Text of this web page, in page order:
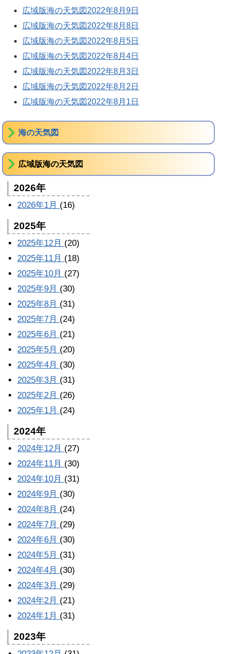
広域版海の天気図2022年8月9日
広域版海の天気図2022年8月8日
広域版海の天気図2022年8月5日
広域版海の天気図2022年8月4日
広域版海の天気図2022年8月3日
広域版海の天気図2022年8月2日
広域版海の天気図2022年8月1日
海の天気図
広域版海の天気図
2026年
2026年1月 (16)
2025年
2025年12月 (20)
2025年11月 (18)
2025年10月 (27)
2025年9月 (30)
2025年8月 (31)
2025年7月 (24)
2025年6月 (21)
2025年5月 (20)
2025年4月 (30)
2025年3月 (31)
2025年2月 (26)
2025年1月 (24)
2024年
2024年12月 (27)
2024年11月 (30)
2024年10月 (31)
2024年9月 (30)
2024年8月 (24)
2024年7月 (29)
2024年6月 (30)
2024年5月 (31)
2024年4月 (30)
2024年3月 (29)
2024年2月 (21)
2024年1月 (31)
2023年